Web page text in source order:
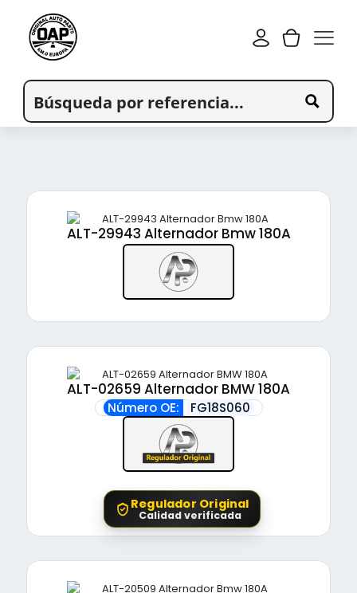
ALT-29943 Alternador Bmw 180A
ALT-02659 Alternador BMW 180A
Número OE: FG18S060
Regulador Original
Calidad verificada